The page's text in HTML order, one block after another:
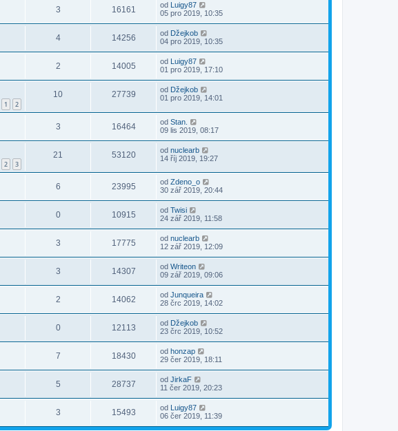
3 16161 od Luigy87
05 pro 2019, 10:35
4 14256 od Džejkob
04 pro 2019, 10:35
2 14005 od Luigy87
01 pro 2019, 17:10
1 2
10 27739 od Džejkob
01 pro 2019, 14:01
3 16464 od Stan.
09 lis 2019, 08:17
2 3
21 53120 od nuclearb
14 říj 2019, 19:27
6 23995 od Zdeno_o
30 zář 2019, 20:44
0 10915 od Twisi
24 zář 2019, 11:58
3 17775 od nuclearb
12 zář 2019, 12:09
3 14307 od Writeon
09 zář 2019, 09:06
2 14062 od Junqueira
28 črc 2019, 14:02
0 12113 od Džejkob
23 črc 2019, 10:52
7 18430 od honzap
29 čer 2019, 18:11
5 28737 od JirkaF
11 čer 2019, 20:23
3 15493 od
Luigy87
06 čer 2019, 11:39